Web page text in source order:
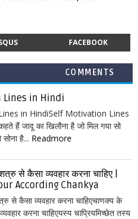
FACEBOOK
COMMENTS
Lines in Hindi
in HindiSelf Motivation Lines
हैं जादू का खिलौना है जो मिल गया सो
सोना है... Readmore
से कैसा व्यवहार करना चाहिए |
According Chankya
से कैसा व्यवहार करना चाहिएचाणक्य के
करना चाहिएयस्य चाप्रियमिच्छेत तस्य